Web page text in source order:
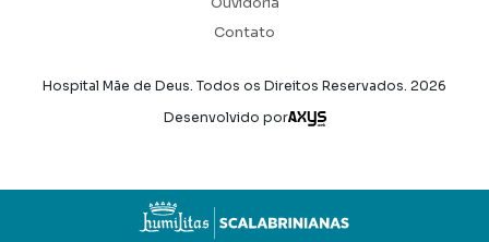
Contato
Hospital Mãe de Deus. Todos os Direitos Reservados. 2026
Desenvolvido por
Axysweb